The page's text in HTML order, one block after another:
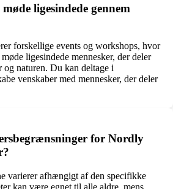
ligesindede gennem
forskellige events og workshops, hvor
ligesindede mennesker, der deler
og naturen. Du kan deltage i
venskaber med mennesker, der deler
for Nordly
varierer afhængigt af den specifikke
kan være egnet til alle aldre, mens